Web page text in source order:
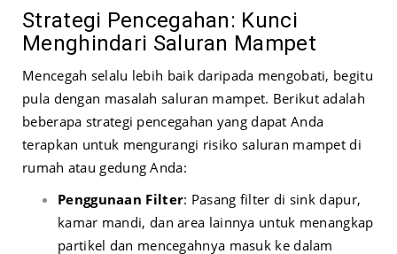
Strategi Pencegahan: Kunci
Menghindari Saluran Mampet
Mencegah selalu lebih baik daripada mengobati, begitu
pula dengan masalah saluran mampet. Berikut adalah
beberapa strategi pencegahan yang dapat Anda
terapkan untuk mengurangi risiko saluran mampet di
rumah atau gedung Anda:
Penggunaan Filter: Pasang filter di sink dapur,
kamar mandi, dan area lainnya untuk menangkap
partikel dan mencegahnya masuk ke dalam